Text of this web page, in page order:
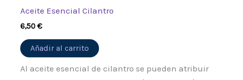
Aceite Esencial Cilantro
6,50€
Añadir al carrito
Al aceite esencial de cilantro se pueden atribuir